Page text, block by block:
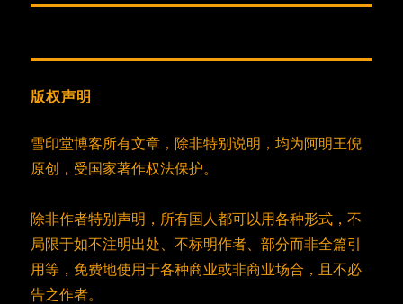
文
版权声明
雪印堂博客所有文章，除非特别说明，均为阿明王倪
原创，受国家著作权法保护。
除非作者特别声明，所有国人都可以用各种形式，不
局限于如不注明出处、不标明作者、部分而非全篇引
用等，免费地使用于各种商业或非商业场合，且不必
告之作者。